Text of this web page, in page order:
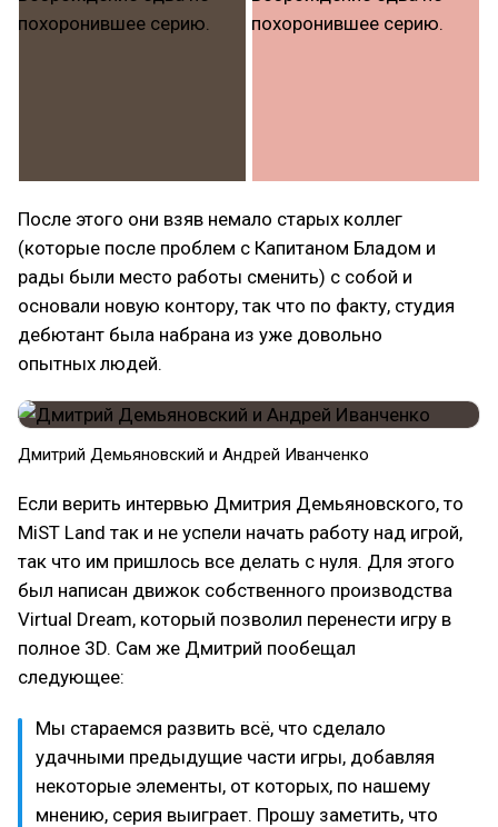
После этого они взяв немало старых коллег
(которые после проблем с Капитаном Бладом и
рады были место работы сменить) с собой и
основали новую контору, так что по факту, студия
дебютант была набрана из уже довольно
опытных людей.
Дмитрий Демьяновский и Андрей Иванченко
Если верить интервью Дмитрия Демьяновского, то
MiST Land так и не успели начать работу над игрой,
так что им пришлось все делать с нуля. Для этого
был написан движок собственного производства
Virtual Dream, который позволил перенести игру в
полное 3D. Сам же Дмитрий пообещал
следующее:
Мы стараемся развить всё, что сделало
удачными предыдущие части игры, добавляя
некоторые элементы, от которых, по нашему
мнению, серия выиграет. Прошу заметить, что